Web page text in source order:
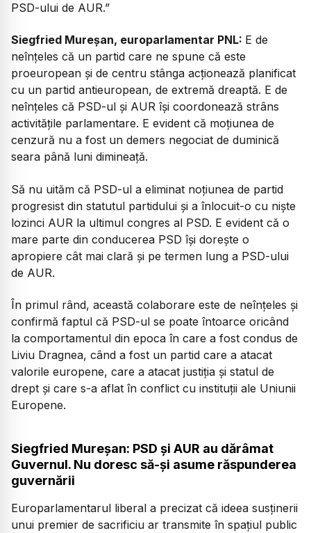
PSD-ului de AUR.”
Siegfried Mureșan, europarlamentar PNL: E de
neînțeles că un partid care ne spune că este
proeuropean și de centru stânga acționează planificat
cu un partid antieuropean, de extremă dreaptă. E de
neînțeles că PSD-ul și AUR își coordonează strâns
activitățile parlamentare. E evident că moțiunea de
cenzură nu a fost un demers negociat de duminică
seara până luni dimineață.
Să nu uităm că PSD-ul a eliminat noțiunea de partid
progresist din statutul partidului și a înlocuit-o cu niște
lozinci AUR la ultimul congres al PSD. E evident că o
mare parte din conducerea PSD își dorește o
apropiere cât mai clară și pe termen lung a PSD-ului
de AUR.
În primul rând, această colaborare este de neînțeles și
confirmă faptul că PSD-ul se poate întoarce oricând
la comportamentul din epoca în care a fost condus de
Liviu Dragnea, când a fost un partid care a atacat
valorile europene, care a atacat justiția și statul de
drept și care s-a aflat în conflict cu instituții ale Uniunii
Europene.
Siegfried Mureșan: PSD și AUR au dărâmat
Guvernul. Nu doresc să-și asume răspunderea
guvernării
Europarlamentarul liberal a precizat că ideea susținerii
unui premier de sacrificiu ar transmite în spațiul public